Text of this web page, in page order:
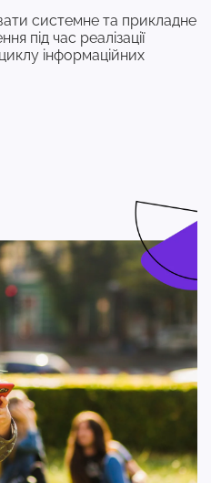
системне та прикладне
під час реалізації
інформаційних